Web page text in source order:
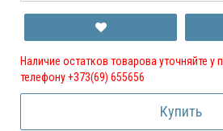
Наличие остатков товарова уточняйте у
телефону +373(69) 655656
Купить